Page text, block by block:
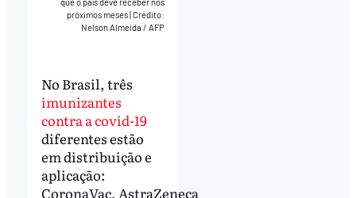
que o país deve receber nos
próximos meses Crédito:
Nelson Almeida / AFP
No Brasil, três
imunizantes
contra a covid-19
diferentes estão
em distribuição e
aplicação:
CoronaVac, AstraZeneca